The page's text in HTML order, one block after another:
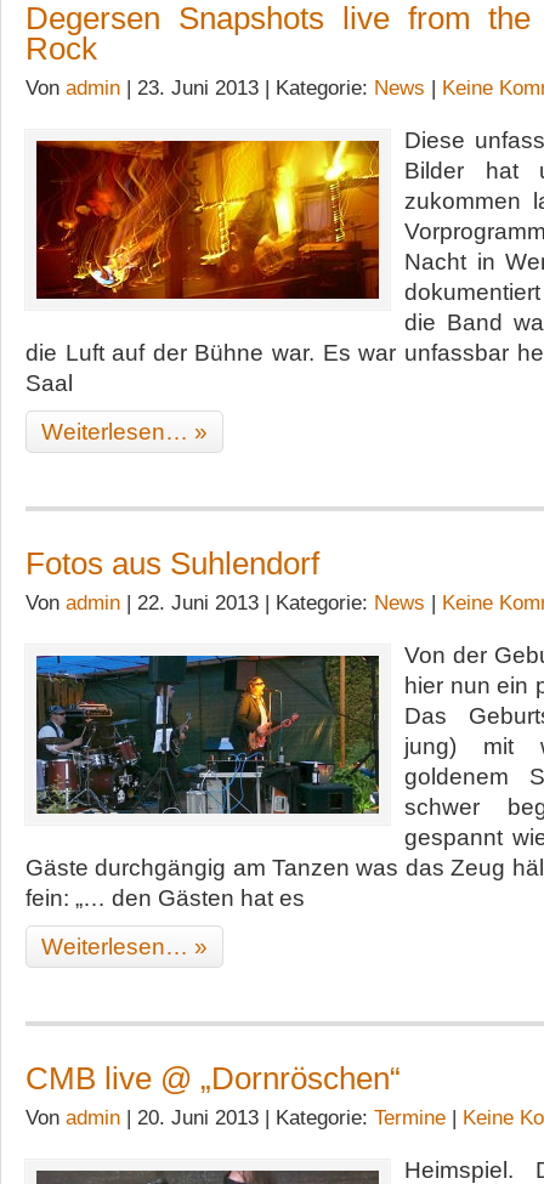
Degersen Snapshots live from
Rock
Von admin | 23. Juni 2013 | Kategorie: News | Keine
Diese
Bilder hat
zukommen
Nacht in
die Band
die Luft auf der Bühne war. Es war unfassbar
Saal
Weiterlesen… »
Fotos aus Suhlendorf
Von admin | 22. Juni 2013 | Kategorie: News | Keine
Von der
hier nun ein
Das
jung) mit
goldenem
schwer
gespannt
Gäste durchgängig am Tanzen was das Zeug
fein: „… den Gästen hat es
Weiterlesen… »
CMB live @ „Dornröschen“
Von admin | 20. Juni 2013 | Kategorie: Termine | Keine
Heimspiel.